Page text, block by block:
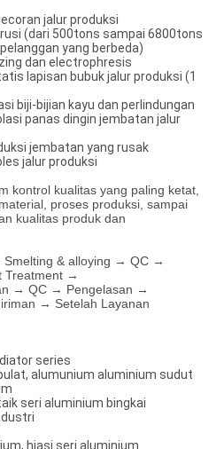
jalur produksi
(dari 500tons sampai 6800tons
yang berbeda)
dan electrophresis
lapisan bubuk jalur produksi (1
biji-bijian kayu dan perlindungan
panas dingin jembatan jalur
jembatan yang rusak
jalur produksi
kontrol kualitas yang paling ketat,
proses produksi, sampai
kualitas produk dan
& alloying → QC →
Treatment →
→ QC → Pengelasan →
→ Setelah Layanan
series
alumunium aluminium sudut
seri aluminium bingkai
hiasi seri aluminium